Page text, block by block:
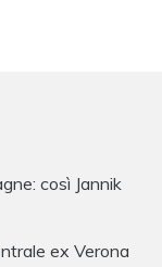
così Jannik
ex Verona